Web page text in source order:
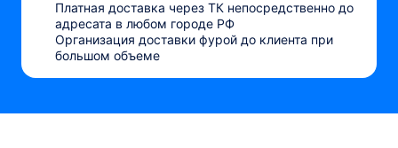
Платная доставка через ТК непосредственно до
адресата в любом городе РФ
Организация доставки фурой до клиента при
большом объеме